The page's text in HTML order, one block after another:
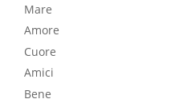
Mare
Amore
Cuore
Amici
Bene